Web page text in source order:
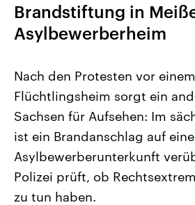
Landtagswahl Sachsen-Anhalt
2026
Alle Informationen
Sachsen-Anhalt wählt am 6.
September 2026 einen neuen
Landtag. Seit 2021 wird das
Bundesland von einer Koalition aus
CDU, SPD und FDP regiert.-
Umfragen, Prognosen,
Brandstiftung in
Asylbewerberheim
Nach den Protesten vor
Flüchtlingsheim sorgt ein
Sachsen für Aufsehen: Im
ist ein Brandanschlag auf
Asylbewerberunterkunft
Polizei prüft, ob
zu tun haben.